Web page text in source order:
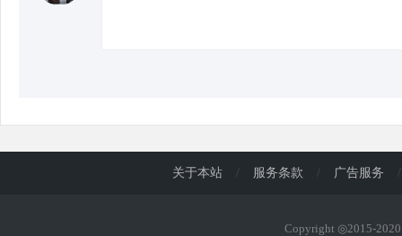
关于本站 / 服务条款 / 广告服务 /
Copyright ◎2015-